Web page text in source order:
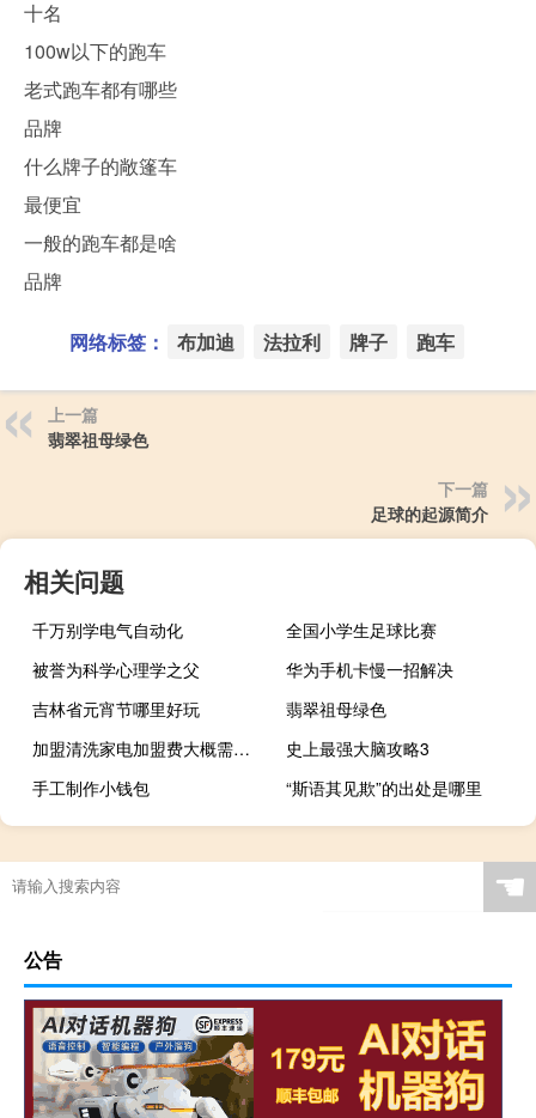
十名
100w以下的跑车
老式跑车都有哪些
品牌
什么牌子的敞篷车
最便宜
一般的跑车都是啥
品牌
网络标签： 布加迪 法拉利 牌子 跑车
上一篇
翡翠祖母绿色
下一篇
足球的起源简介
相关问题
千万别学电气自动化
全国小学生足球比赛
被誉为科学心理学之父
华为手机卡慢一招解决
吉林省元宵节哪里好玩
翡翠祖母绿色
加盟清洗家电加盟费大概需要多少
史上最强大脑攻略3
手工制作小钱包
“斯语其见欺”的出处是哪里
☚
公告